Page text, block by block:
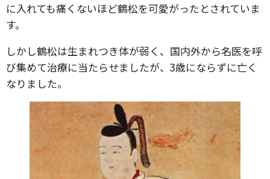
に入れても痛くないほど鶴松を可愛がったとされていま
す。
しかし鶴松は生まれつき体が弱く、国内外から名医を呼
び集めて治療に当たらせましたが、3歳にならずに亡く
なりました。